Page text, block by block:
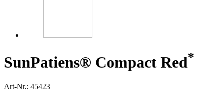
SunPatiens® Compact Red*
Art-Nr.: 45423